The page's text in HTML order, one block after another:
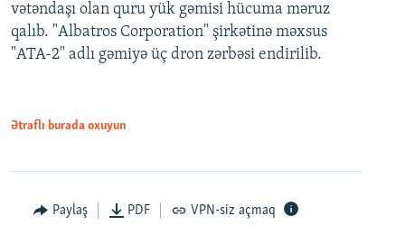
vətəndaşı olan quru yük gəmisi hücuma məruz
qalıb. "Albatros Corporation" şirkətinə məxsus
"ATA-2" adlı gəmiyə üç dron zərbəsi endirilib.
Ətraflı burada oxuyun
Paylaş PDF VPN-siz açmaq